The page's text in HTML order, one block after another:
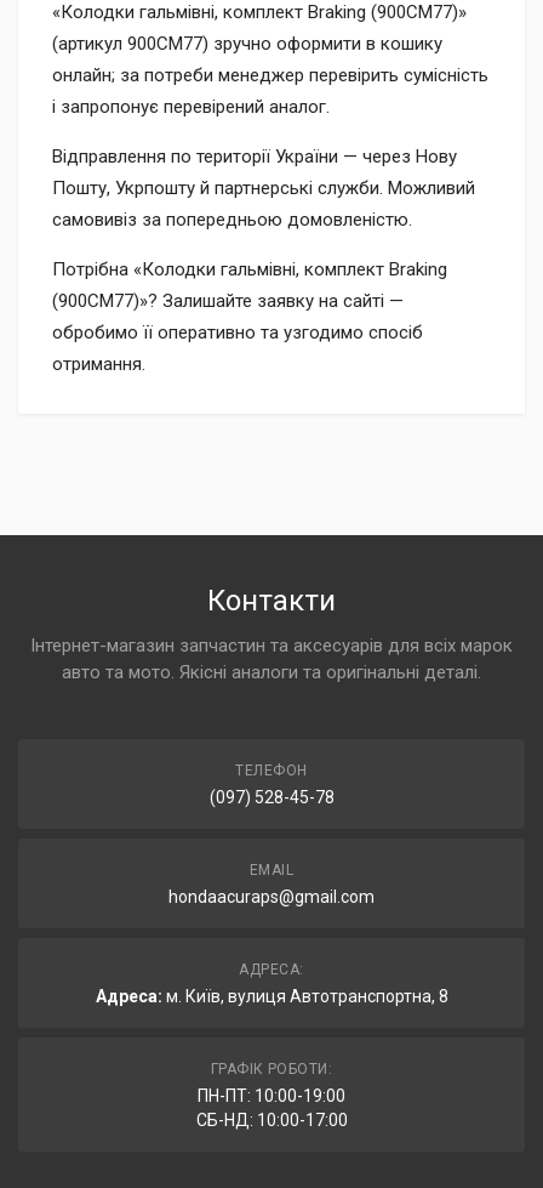
«Колодки гальмівні, комплект Braking (900CM77)»
(артикул 900CM77) зручно оформити в кошику
онлайн; за потреби менеджер перевірить сумісність
і запропонує перевірений аналог.
Відправлення по території України — через Нову
Пошту, Укрпошту й партнерські служби. Можливий
самовивіз за попередньою домовленістю.
Потрібна «Колодки гальмівні, комплект Braking
(900CM77)»? Залишайте заявку на сайті —
обробимо її оперативно та узгодимо спосіб
отримання.
Контакти
Інтернет-магазин запчастин та аксесуарів для всіх марок
авто та мото. Якісні аналоги та оригінальні деталі.
ТЕЛЕФОН
(097) 528-45-78
EMAIL
hondaacuraps@gmail.com
АДРЕСА:
Адреса: м. Київ, вулиця Автотранспортна, 8
ГРАФІК РОБОТИ:
ПН-ПТ: 10:00-19:00
СБ-НД: 10:00-17:00